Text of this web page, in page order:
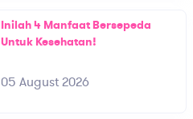
Inilah 4 Manfaat Bersepeda
Untuk Kesehatan!
05 August 2026